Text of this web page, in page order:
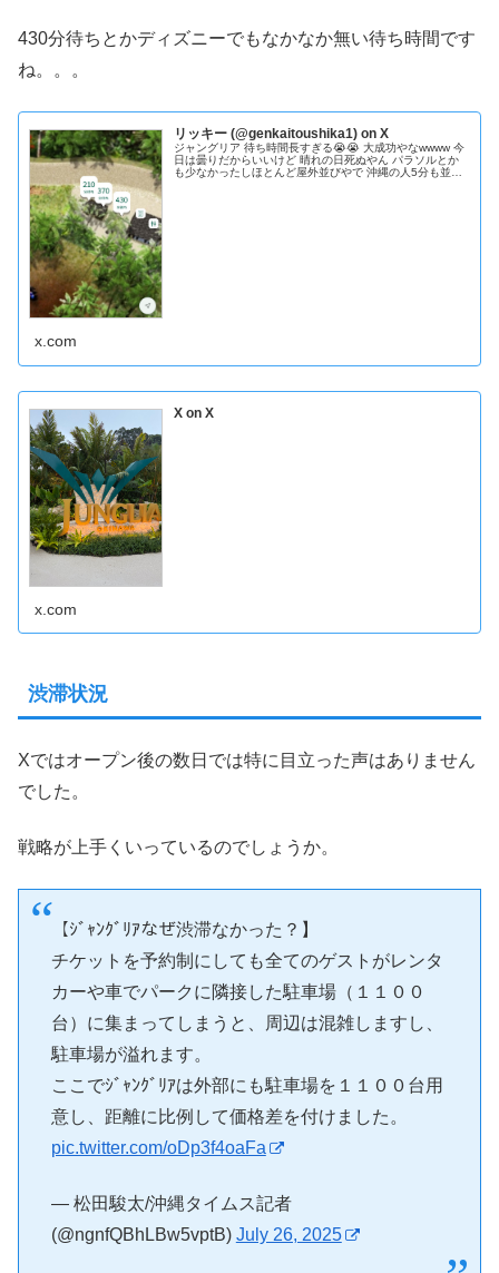
430分待ちとかディズニーでもなかなか無い待ち時間です
ね。。。
リッキー (@genkaitoushika1) on X
ジャングリア 待ち時間長すぎる😭😭 大成功やなwwww 今
日は曇りだからいいけど 晴れの日死ぬやん パラソルとか
も少なかったしほとんど屋外並びやで 沖縄の人5分も並ば
x.com
X on X
x.com
渋滞状況
Xではオープン後の数日では特に目立った声はありません
でした。
戦略が上手くいっているのでしょうか。
【ｼﾞｬﾝｸﾞﾘｱなぜ渋滞なかった？】
チケットを予約制にしても全てのゲストがレンタ
カーや車でパークに隣接した駐車場（１１００
台）に集まってしまうと、周辺は混雑しますし、
駐車場が溢れます。
ここでｼﾞｬﾝｸﾞﾘｱは外部にも駐車場を１１００台用
意し、距離に比例して価格差を付けました。
pic.twitter.com/oDp3f4oaFa
— 松田駿太/沖縄タイムス記者
(@ngnfQBhLBw5vptB) July 26, 2025